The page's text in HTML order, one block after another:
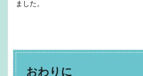
ました。
おわりに